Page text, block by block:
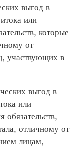
выгод в
или
которые
от
участвующих в
выгод в
или
обязательств,
отличному от
лицам,